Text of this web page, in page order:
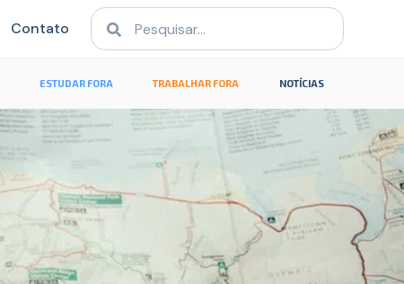
Contato
ESTUDAR FORA TRABALHAR FORA NOTÍCIAS